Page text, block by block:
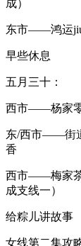
成）
东市——鸿运
早些休息
五月三十：
西市——杨家
东/西市——街
香
西市——梅家
成支线一）
给粽儿讲故事
女线第二集攻